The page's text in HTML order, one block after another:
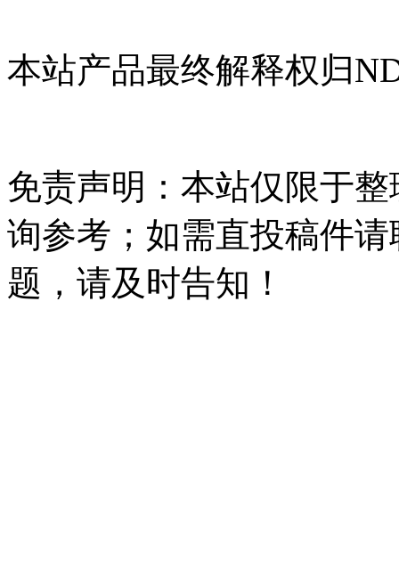
本站产品最终解释权归
免责声明：本站仅限于
询参考；如需直投稿件
题，请及时告知！